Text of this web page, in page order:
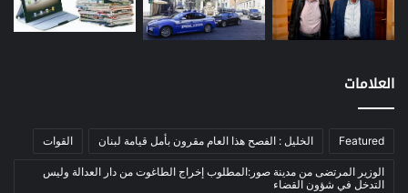
نفط
(91)
اتصالات
بيئة
العلامات
Featured الخليل : الفصح هذا العام مقرون بأمل قيامة لبنان القوات
الوزير المرتضى من مدينة صور:المطلوب إخراج الطاغوت من دار العدالة وليس
التدخل في شؤون القضاء